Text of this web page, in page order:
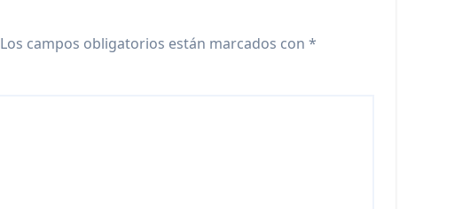
Los campos obligatorios están marcados con *